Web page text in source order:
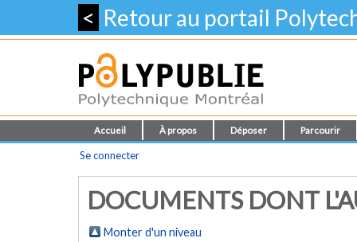
< Retour au portail
Accueil À propos Déposer Parcourir
Se connecter
DOCUMENTS DONT
Monter d'un niveau